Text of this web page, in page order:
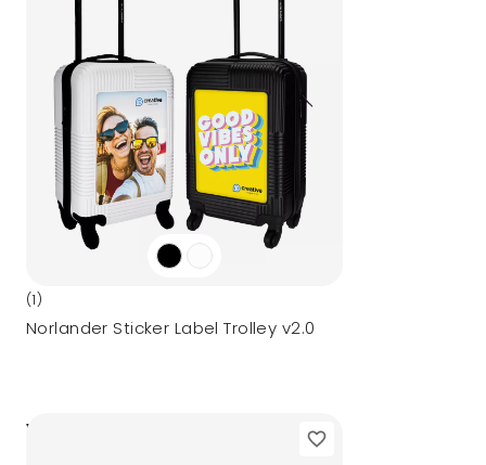
(1)
Norlander Sticker Label Trolley v2.0
vanaf